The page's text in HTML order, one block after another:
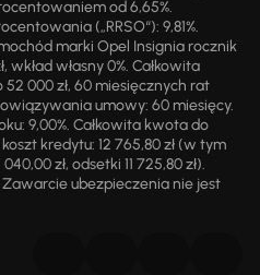
od 6,65%.
(„RRSO“): 9,81%.
marki Opel Insignia rocznik
wkład własny 0%. Całkowita
000 zł, 60 miesięcznych rat
umowy: 60 miesięcy.
9,00%. Całkowita kwota do
kredytu: 12 765,80 zł (w tym
zł, odsetki 11 725,80 zł).
Zawarcie ubezpieczenia nie jest